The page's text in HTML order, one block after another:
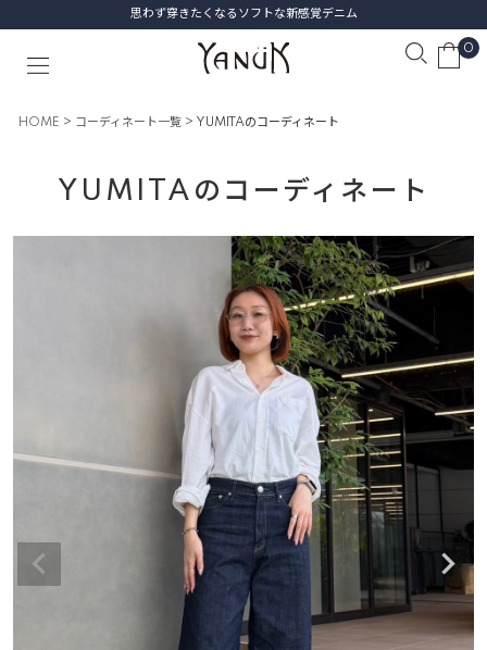
思わず穿きたくなるソフトな新感覚デニム
0
HOME コーディネート一覧 YUMITAのコーディネート
YUMITAのコーディネート